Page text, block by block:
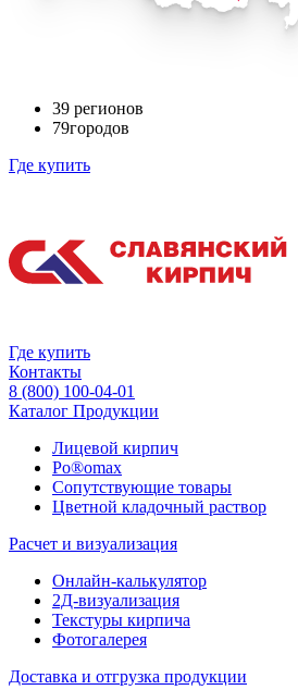
39 регионов
79городов
Где купить
Где купить
Контакты
8 (800) 100-04-01
Каталог Продукции
Лицевой кирпич
Po®omax
Сопутствующие товары
Цветной кладочный раствор
Расчет и визуализация
Онлайн-калькулятор
2Д-визуализация
Текстуры кирпича
Фотогалерея
Доставка и отгрузка продукции